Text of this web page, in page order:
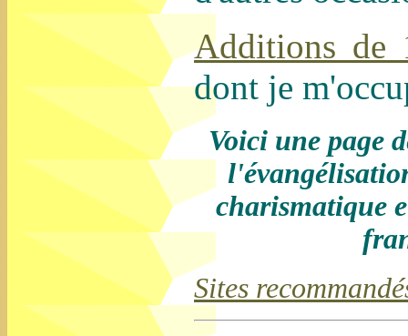
Additions de
dont je
Voici une page
charismatique
Sites